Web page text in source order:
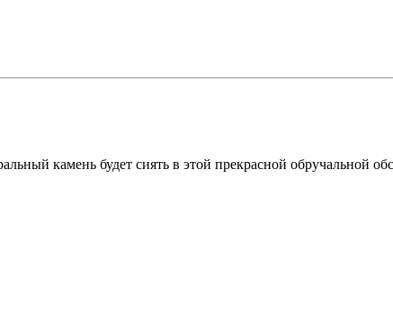
камень будет сиять в этой прекрасной обручальной